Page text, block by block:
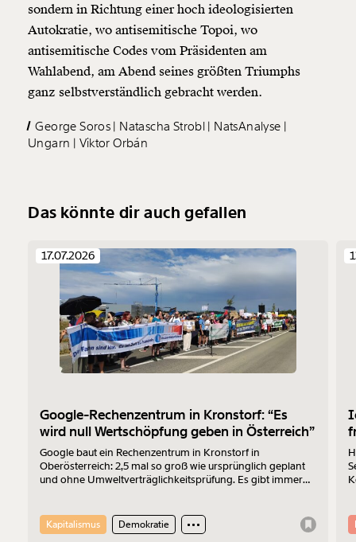
sondern in Richtung einer hoch ideologisierten
Autokratie, wo antisemitische Topoi, wo
antisemitische Codes vom Präsidenten am
Wahlabend, am Abend seines größten Triumphs
ganz selbstverständlich gebracht werden.
George Soros Natascha Strobl NatsAnalyse
Ungarn
Viktor Orbán
Das könnte dir auch gefallen
17.07.2026
Google-Rechenzentrum in Kronstorf: “Es
wird null Wertschöpfung geben in Österreich”
Google baut ein Rechenzentrum in Kronstorf in
Oberösterreich: 2,5 mal so groß wie ursprünglich geplant
und ohne Umweltverträglichkeitsprüfung. Es gibt immer
Kronstorf“ Harald Müllner erklärt im Interview, wo die
Probleme liegen und was er sich vom Protest erhofft.
Kapitalismus Demokratie